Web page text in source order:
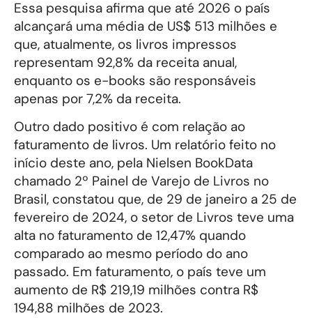
Essa pesquisa afirma que até 2026 o país
alcançará uma média de US$ 513 milhões e
que, atualmente, os livros impressos
representam 92,8% da receita anual,
enquanto os e-books são responsáveis
apenas por 7,2% da receita.
Outro dado positivo é com relação ao
faturamento de livros. Um relatório feito no
início deste ano, pela Nielsen BookData
chamado 2º Painel de Varejo de Livros no
Brasil, constatou que, de 29 de janeiro a 25 de
fevereiro de 2024, o setor de Livros teve uma
alta no faturamento de 12,47% quando
comparado ao mesmo período do ano
passado. Em faturamento, o país teve um
aumento de R$ 219,19 milhões contra R$
194,88 milhões de 2023.